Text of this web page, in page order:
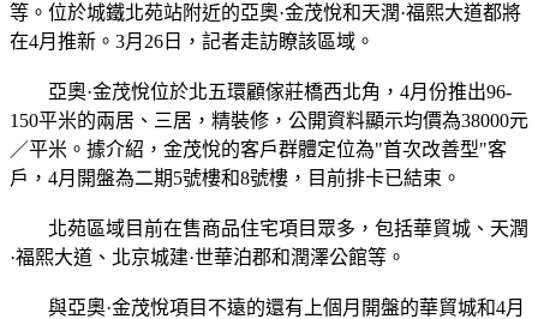
等。位於城鐵北苑站附近的亞奧·金茂悅和天潤·福熙大道都將
在4月推新。3月26日，記者走訪瞭該區域。
亞奧·金茂悅位於北五環顧傢莊橋西北角，4月份推出96-
150平米的兩居、三居，精裝修，公開資料顯示均價為38000元
／平米。據介紹，金茂悅的客戶群體定位為"首次改善型"客
戶，4月開盤為二期5號樓和8號樓，目前排卡已結束。
北苑區域目前在售商品住宅項目眾多，包括華貿城、天潤
·福熙大道、北京城建·世華泊郡和潤澤公館等。
與亞奧·金茂悅項目不遠的還有上個月開盤的華貿城和4月